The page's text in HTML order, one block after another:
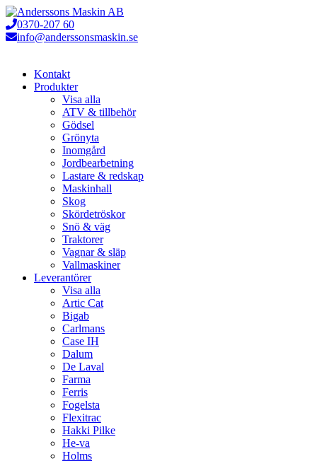
Hoppa
till
innehåll
0370-207 60
info@anderssonsmaskin.se
Kontakt
Produkter
Visa alla
ATV & tillbehör
Gödsel
Grönyta
Inomgård
Jordbearbetning
Lastare & redskap
Maskinhall
Skog
Skördetröskor
Snö & väg
Traktorer
Vagnar & släp
Vallmaskiner
Leverantörer
Visa alla
Artic Cat
Bigab
Carlmans
Case IH
Dalum
De Laval
Farma
Ferris
Fogelsta
Flexitrac
Hakki Pilke
He-va
Holms